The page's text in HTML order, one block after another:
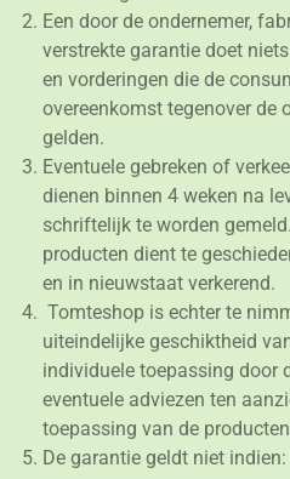
Een door de ondernemer,
verstrekte garantie doet
en vorderingen die de
overeenkomst tegenover de
gelden.
Eventuele gebreken of
dienen binnen 4 weken na
schriftelijk te worden
producten dient te
en in nieuwstaat verkerend.
Tomteshop is echter te
uiteindelijke geschiktheid
individuele toepassing door
eventuele adviezen ten
toepassing van de
De garantie geldt niet indien: